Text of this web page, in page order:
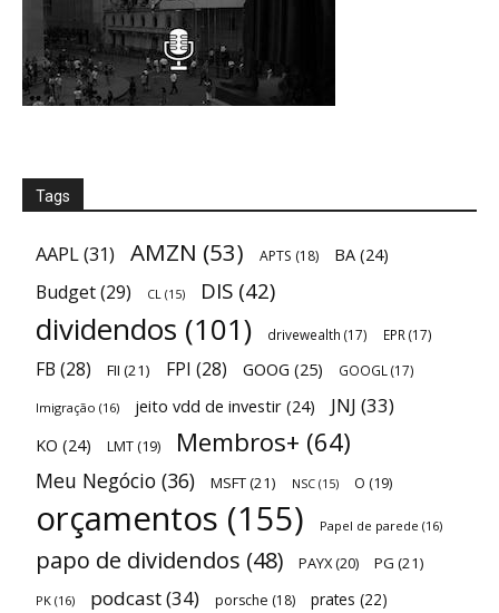
Tags
AAPL(31) AMZN (53) APTS (18) BA (24)
Budget(29) CL (15) DIS (42)
dividendos (101) drivewealth (17) EPR(17)
FB (28) FII (21) FPI (28) GOOG (25) GOOGL(17)
Imigração (16) jeito vdd de investir (24) JNJ (33)
KO (24) LMT (19) Membros+ (64)
Meu Negócio (36) MSFT(21) NSC (15) O (19)
orçamentos (155) Papel de parede (16)
papo de dividendos (48) PAYX(20) PG (21)
PK (16) podcast(34) porsche (18) prates (22)